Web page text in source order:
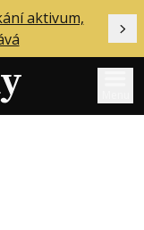
aktivum,